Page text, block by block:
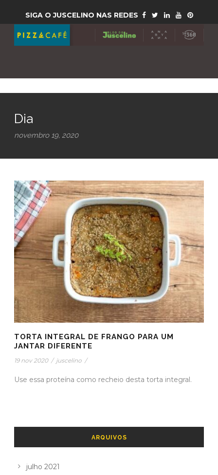
SIGA O JUSCELINO NAS REDES
Dia
novembro 19, 2020
TORTA INTEGRAL DE FRANGO PARA UM
JANTAR DIFERENTE
19 nov 2020 / juscelino /
Use essa proteína como recheio desta torta integral.
ARQUIVOS
julho 2021